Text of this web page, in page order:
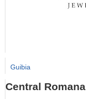
Guibia
Central Romana